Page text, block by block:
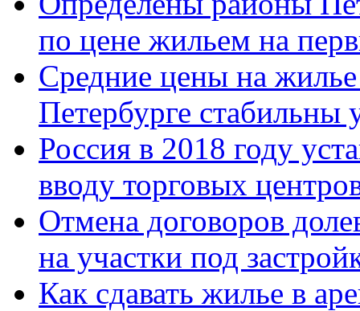
по цене жильем на
Средние цены на
Петербурге стабильны
Россия в 2018 году
вводу торговых
Отмена договоров
на участки под
Как сдавать жилье в